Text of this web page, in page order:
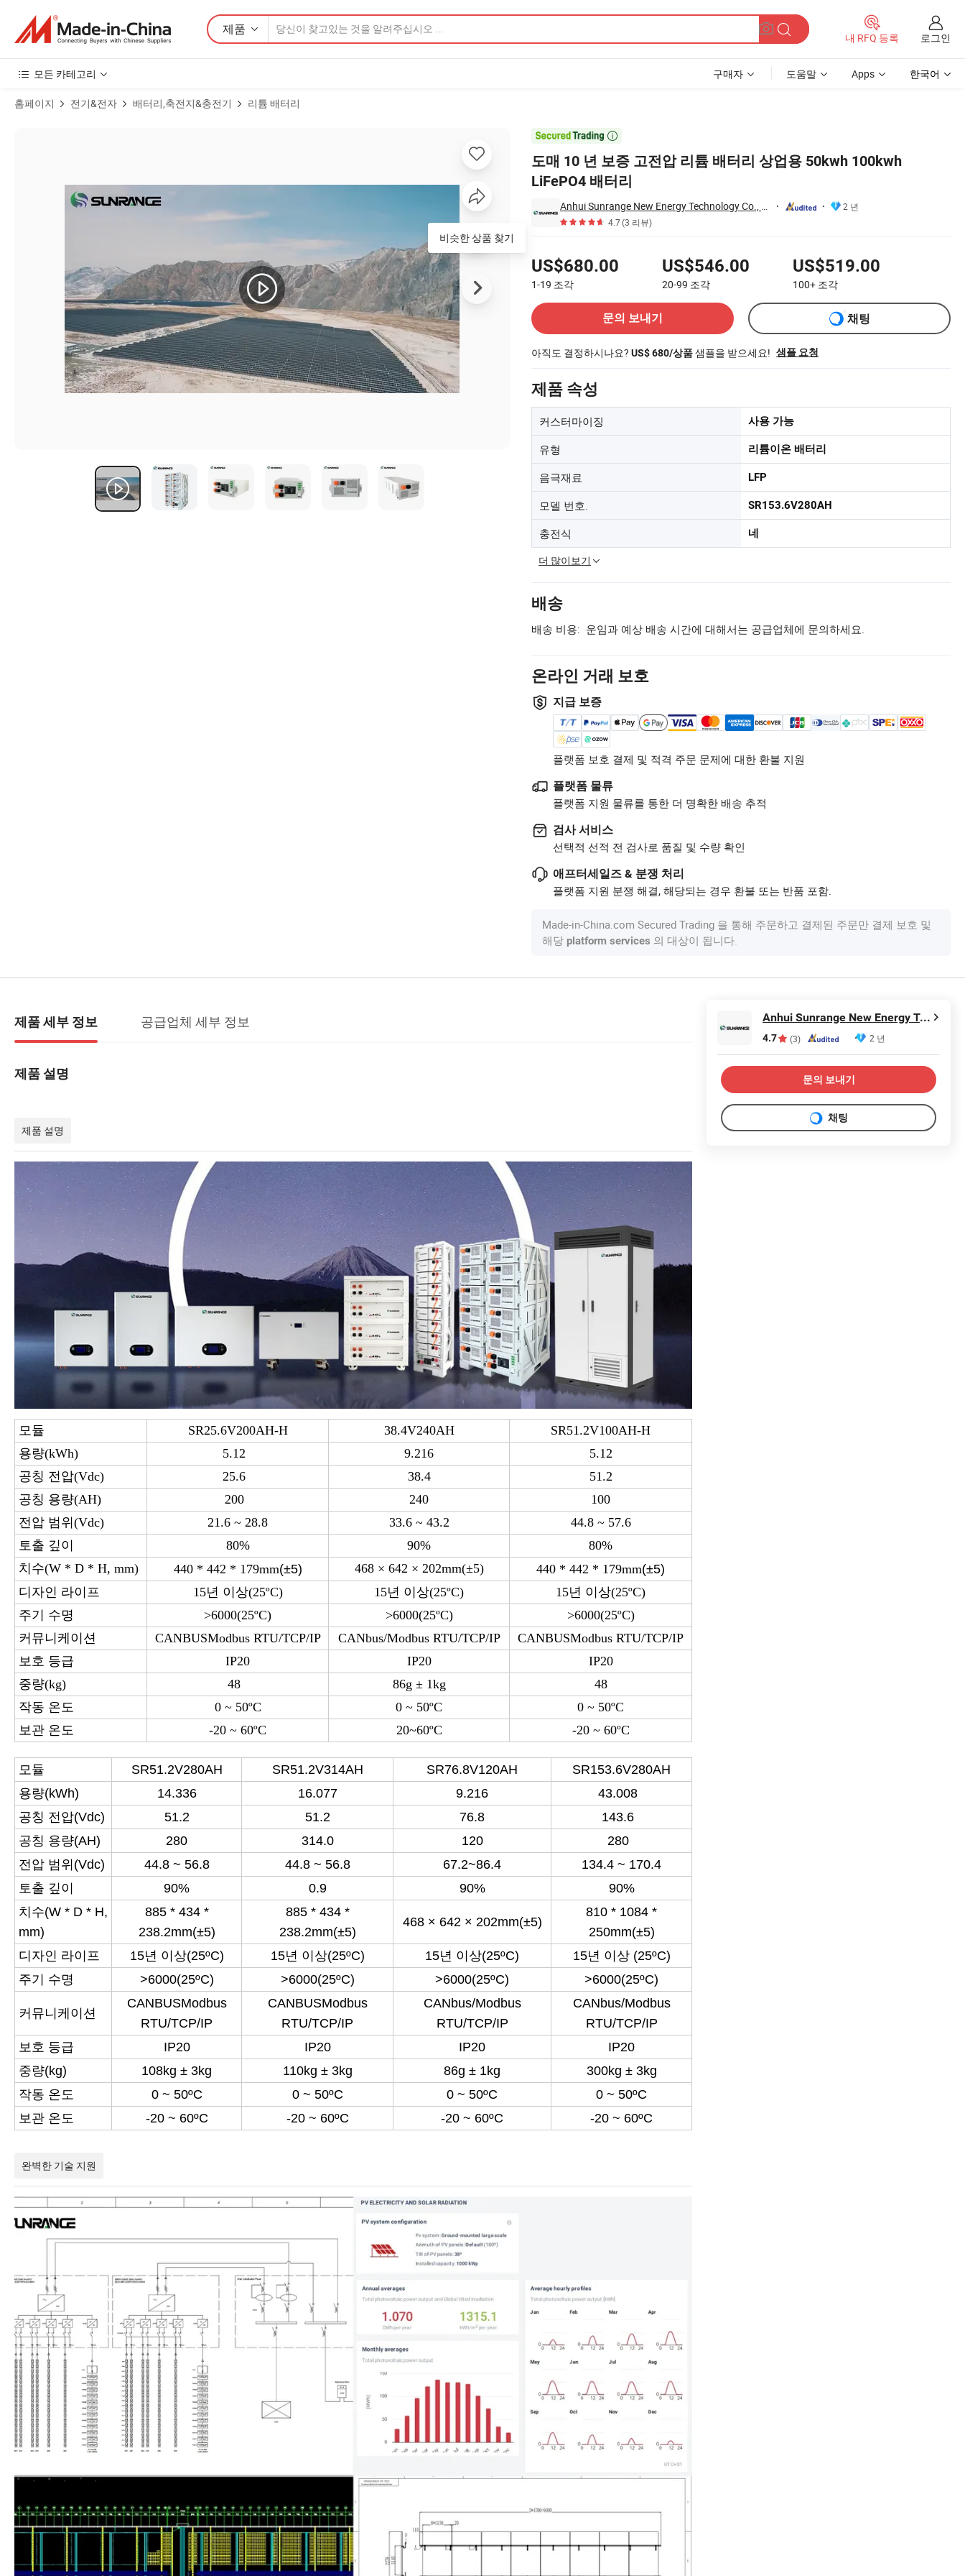
제품
내 RFQ 등록 로그인
모든 카테고리 구매자 도움말 Apps 한국어
홈페이지 전기&전자 배터리,축전지&충전기 리튬 배터리

도매 10 년 보증 고전압 리튬 배터리 상업용 50kwh 100kwh
LiFePO4 배터리
Anhui Sunrange New Energy Technology Co., Ltd.
2 년
4.7(3 리뷰)
US$680.00
1-19 조각
US$546.00
20-99 조각
US$519.00
100+ 조각
문의 보내기
채팅
아직도 결정하시나요? US$ 680/상품샘플을 받으세요! 샘플 요청
제품 속성
커스터마이징 사용 가능
유형 리튬이온 배터리
음극재료 LFP
모델 번호. SR153.6V280AH
충전식 네
더 많이보기
배송
배송 비용: 운임과 예상 배송 시간에 대해서는 공급업체에 문의하세요.
온라인 거래 보호
지급 보증
플랫폼 보호 결제 및 적격 주문 문제에 대한 환불 지원
플랫폼 물류
플랫폼 지원 물류를 통한 더 명확한 배송 추적
검사 서비스
선택적 선적 전 검사로 품질 및 수량 확인
애프터세일즈 & 분쟁 처리
플랫폼 지원 분쟁 해결, 해당되는 경우 환불 또는 반품 포함.
Made-in-China.com Secured Trading 을 통해 주문하고 결제된 주문만 결제 보호 및
해당 platform services 의 대상이 됩니다.
비슷한 상품 찾기
제품 세부 정보 공급업체 세부 정보
제품 설명
제품 설명
모듈 SR25.6V200AH-H 38.4V240AH
SR51.2V100AH-H
용량(kWh)
5.12 9.216
5.12
공칭 전압(Vdc)
25.6 38.4
51.2
공칭 용량(AH)
200 240
100
전압 범위(Vdc)
21.6 ~ 28.8 33.6 ~ 43.2
44.8 ~ 57.6
토출 깊이
80% 90%
80%
치수(W * D * H, mm)
440 * 442 * 179mm(±5) 468 × 642 × 202mm(±5) 440 * 442 * 179mm(±5)
디자인 라이프
15년 이상(25ºC) 15년 이상(25ºC)
15년 이상(25ºC)
주기 수명
>6000(25ºC) >6000(25ºC)
>6000(25ºC)
커뮤니케이션
CANBUSModbus RTU/TCP/IP CANbus/Modbus RTU/TCP/IP
CANBUSModbus RTU/TCP/IP
보호 등급
IP20 IP20
IP20
중량(kg)
48 86g ± 1kg
48
작동 온도
0 ~ 50ºC 0 ~ 50ºC
0 ~ 50ºC
보관 온도
-20 ~ 60ºC 20~60ºC -20 ~ 60ºC
모듈 SR51.2V280AH SR51.2V314AH SR76.8V120AH
SR153.6V280AH
용량(kWh)
14.336 16.077 9.216
43.008
공칭 전압(Vdc)
51.2 51.2 76.8
143.6
공칭 용량(AH)
280 314.0 120
280
전압 범위(Vdc)
44.8 ~ 56.8 44.8 ~ 56.8 67.2~86.4
134.4 ~ 170.4
토출 깊이
90% 0.9 90%
90%
치수(W * D * H,
mm)
885 * 434 *
238.2mm(±5)
885 * 434 *
238.2mm(±5)
468 × 642 × 202mm(±5)
810 * 1084 *
250mm(±5)
디자인 라이프
15년 이상(25ºC) 15년 이상(25ºC) 15년 이상(25ºC)
15년 이상 (25ºC)
주기 수명
>6000(25ºC) >6000(25ºC) >6000(25ºC) >6000(25ºC)
커뮤니케이션
CANBUSModbus
RTU/TCP/IP
CANBUSModbus
RTU/TCP/IP
CANbus/Modbus
RTU/TCP/IP
CANbus/Modbus
RTU/TCP/IP
보호 등급
IP20 IP20 IP20
IP20
중량(kg)
108kg ± 3kg 110kg ± 3kg 86g ± 1kg
300kg ± 3kg
작동 온도
0 ~ 50ºC 0 ~ 50ºC 0 ~ 50ºC
0 ~ 50ºC
보관 온도
-20 ~ 60ºC -20 ~ 60ºC -20 ~ 60ºC -20 ~ 60ºC
완벽한 기술 지원
Anhui Sunrange New Energy Technology Co., Ltd.
4.7 (3) 2 년
문의 보내기
채팅